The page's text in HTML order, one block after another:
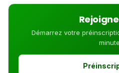
Démarrez votre